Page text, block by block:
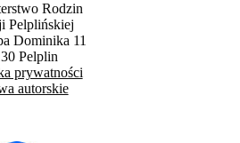
Rodzin
Pelplińskiej
Dominika 11
Pelplin
prywatności
autorskie